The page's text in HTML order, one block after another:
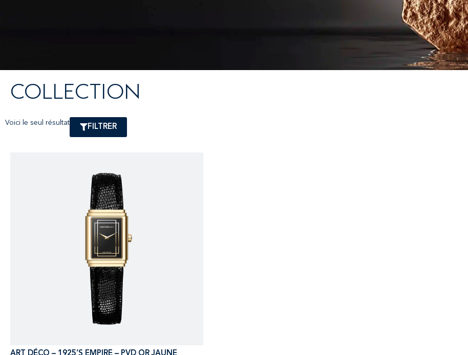
COLLECTION
Voici le seul résultat
FILTRER